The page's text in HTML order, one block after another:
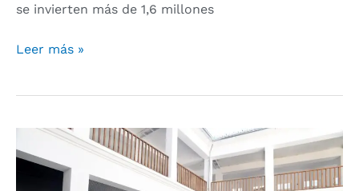
se invierten más de 1,6 millones
Leer más »
Finaliza
la
modernización